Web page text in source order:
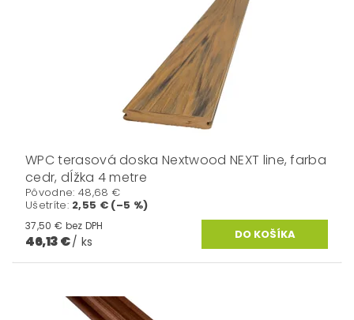
WPC terasová doska Nextwood NEXT line, farba
cedr, dĺžka 4 metre
Pôvodne: 48,68 €
Ušetríte: 2,55 € (–5 %)
37,50 € bez DPH
46,13 €/ ks